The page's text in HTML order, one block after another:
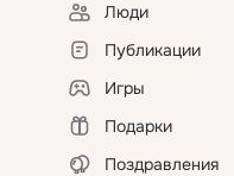
Люди
Публикации
Игры
Подарки
Поздравления